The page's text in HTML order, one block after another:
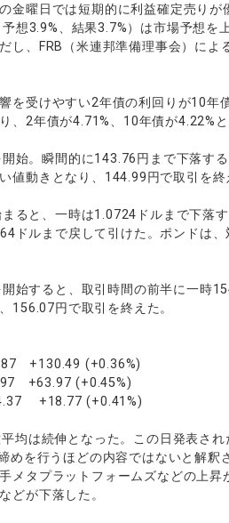
金曜日では短期的に利益確定売り
想3.9%、結果3.7%）は市場予想を
し、FRB（米連邦準備理事会）によ
を受けやすい2年債の利回りが10年
、2年債が4.71%、10年債が4.22%と
始。瞬間的に143.76円まで下落す
値動きとなり、144.99円で取引を終
ると、一時は1.0724ドルまで下落
ドルまで戻して引けた。ポンドは
始すると、取引時間の前半に一時
156.07円で取引を終えた。
+130.49 (+0.36%)
+63.97 (+0.45%)
+18.77 (+0.41%)
均は続伸となった。この日発表さ
めを行うほどの内容ではないと解
メタプラットフォームズなどの上
どが下落した。